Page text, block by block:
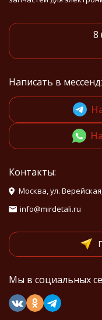
8
Написать в
Контакты:
Москва, ул.
info@mirdetali.ru
Мы в социальных